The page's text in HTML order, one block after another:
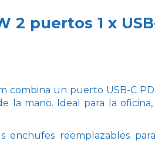
2 puertos1 x
combina un puerto USB-C
mano. Ideal para la
enchufes reemplazables